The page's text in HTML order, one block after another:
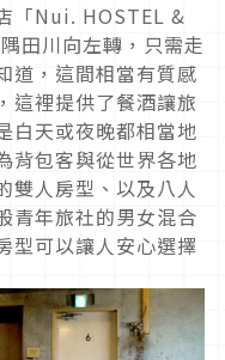
「Nui. HOSTEL &
田川向左轉，只需走
道，這間相當有質感
這裡提供了餐酒讓旅
白天或夜晚都相當地
背包客與從世界各地
雙人房型、以及八人
青年旅社的男女混合
型可以讓人安心選擇